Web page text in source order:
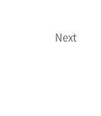
Next